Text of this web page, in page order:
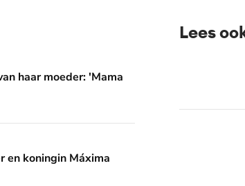
'Mama waarom huil je?'
haar moeder: 'Mama
leren van hun drie dochters
en koningin Máxima
Lees
Déze
Van